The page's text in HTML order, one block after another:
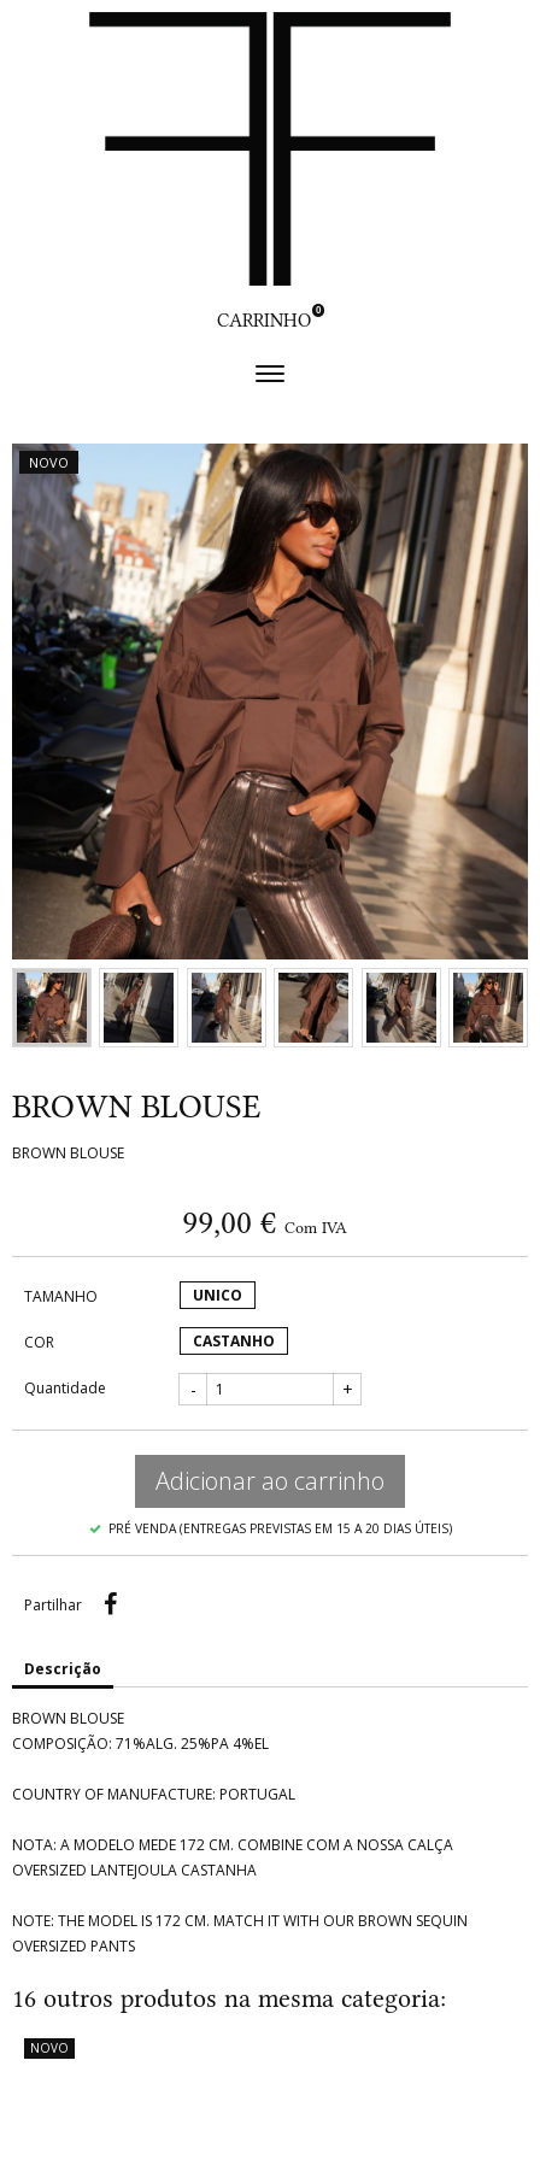
CARRINHO 0
NOVO
BROWN BLOUSE
BROWN BLOUSE
99,00 € Com IVA
TAMANHO UNICO
COR CASTANHO
Quantidade - +
Adicionar ao carrinho
PRÉ VENDA (ENTREGAS PREVISTAS EM 15 A 20 DIAS ÚTEIS)
Partilhar
Descrição
BROWN BLOUSE
COMPOSIÇÃO: 71%ALG. 25%PA 4%EL
COUNTRY OF MANUFACTURE: PORTUGAL
NOTA: A MODELO MEDE 172 CM. COMBINE COM A NOSSA CALÇA
OVERSIZED LANTEJOULA CASTANHA
NOTE: THE MODEL IS 172 CM. MATCH IT WITH OUR BROWN SEQUIN
OVERSIZED PANTS
16 outros produtos na mesma categoria:
NOVO